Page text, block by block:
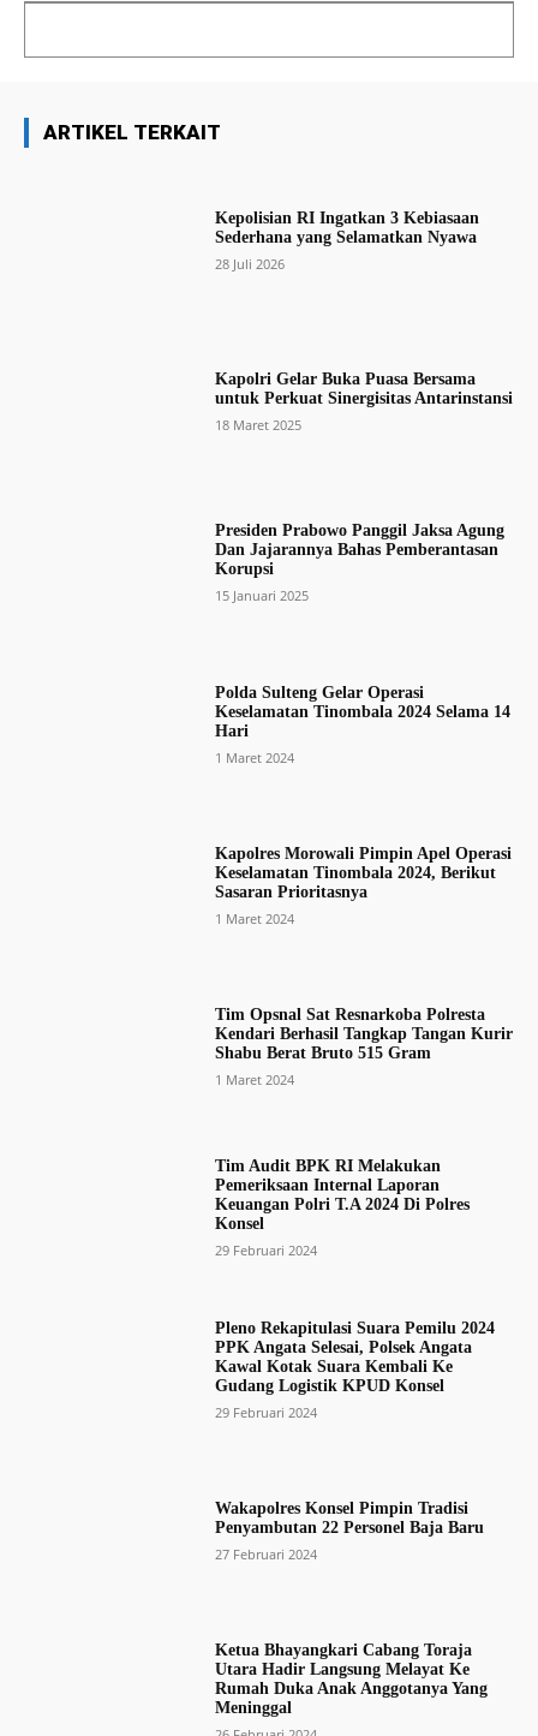
ARTIKEL TERKAIT
Kepolisian RI Ingatkan 3 Kebiasaan
Sederhana yang Selamatkan Nyawa
28 Juli 2026
Kapolri Gelar Buka Puasa Bersama
untuk Perkuat Sinergisitas Antarinstansi
18 Maret 2025
Presiden Prabowo Panggil Jaksa Agung
Dan Jajarannya Bahas Pemberantasan
Korupsi
15 Januari 2025
Polda Sulteng Gelar Operasi
Keselamatan Tinombala 2024 Selama 14
Hari
1 Maret 2024
Kapolres Morowali Pimpin Apel Operasi
Keselamatan Tinombala 2024, Berikut
Sasaran Prioritasnya
1 Maret 2024
Tim Opsnal Sat Resnarkoba Polresta
Kendari Berhasil Tangkap Tangan Kurir
Shabu Berat Bruto 515 Gram
1 Maret 2024
Tim Audit BPK RI Melakukan
Pemeriksaan Internal Laporan
Keuangan Polri T.A 2024 Di Polres
Konsel
29 Februari 2024
Pleno Rekapitulasi Suara Pemilu 2024
PPK Angata Selesai, Polsek Angata
Kawal Kotak Suara Kembali Ke
Gudang Logistik KPUD Konsel
29 Februari 2024
Wakapolres Konsel Pimpin Tradisi
Penyambutan 22 Personel Baja Baru
27 Februari 2024
Ketua Bhayangkari Cabang Toraja
Utara Hadir Langsung Melayat Ke
Rumah Duka Anak Anggotanya Yang
Meninggal